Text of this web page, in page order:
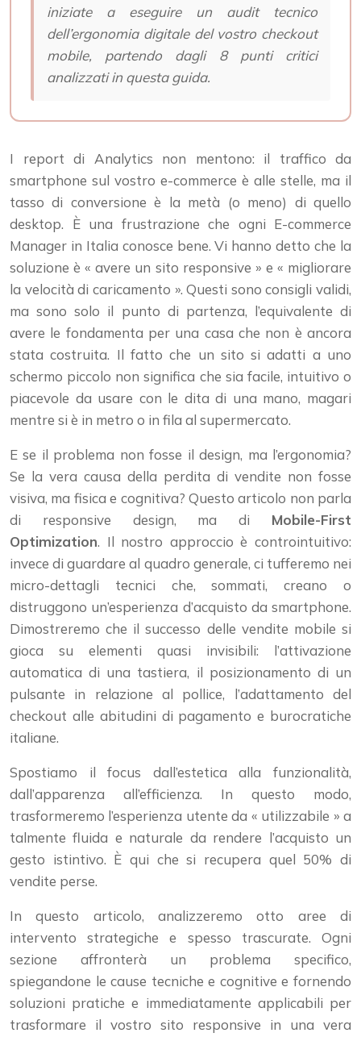
iniziate a eseguire un audit tecnico
dell’ergonomia digitale del vostro checkout
mobile, partendo dagli 8 punti critici
analizzati in questa guida.
I report di Analytics non mentono: il traffico da
smartphone sul vostro e-commerce è alle stelle, ma il
tasso di conversione è la metà (o meno) di quello
desktop. È una frustrazione che ogni E-commerce
Manager in Italia conosce bene. Vi hanno detto che la
soluzione è « avere un sito responsive » e « migliorare
la velocità di caricamento ». Questi sono consigli validi,
ma sono solo il punto di partenza, l’equivalente di
avere le fondamenta per una casa che non è ancora
stata costruita. Il fatto che un sito si adatti a uno
schermo piccolo non significa che sia facile, intuitivo o
piacevole da usare con le dita di una mano, magari
mentre si è in metro o in fila al supermercato.
E se il problema non fosse il design, ma l’ergonomia?
Se la vera causa della perdita di vendite non fosse
visiva, ma fisica e cognitiva? Questo articolo non parla
di responsive design, ma di Mobile-First
Optimization. Il nostro approccio è controintuitivo:
invece di guardare al quadro generale, ci tufferemo nei
micro-dettagli tecnici che, sommati, creano o
distruggono un’esperienza d’acquisto da smartphone.
Dimostreremo che il successo delle vendite mobile si
gioca su elementi quasi invisibili: l’attivazione
automatica di una tastiera, il posizionamento di un
pulsante in relazione al pollice, l’adattamento del
checkout alle abitudini di pagamento e burocratiche
italiane.
Spostiamo il focus dall’estetica alla funzionalità,
dall’apparenza all’efficienza. In questo modo,
trasformeremo l’esperienza utente da « utilizzabile » a
talmente fluida e naturale da rendere l’acquisto un
gesto istintivo. È qui che si recupera quel 50% di
vendite perse.
In questo articolo, analizzeremo otto aree di
intervento strategiche e spesso trascurate. Ogni
sezione affronterà un problema specifico,
spiegandone le cause tecniche e cognitive e fornendo
soluzioni pratiche e immediatamente applicabili per
trasformare il vostro sito responsive in una vera